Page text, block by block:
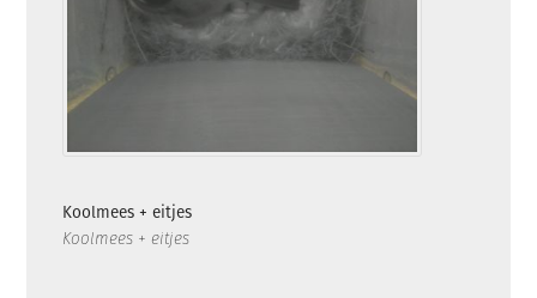
Koolmees + eitjes
Koolmees + eitjes